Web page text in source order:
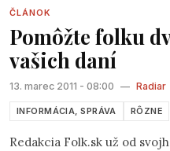
ČLÁNOK
Pomôžte folku
vašich daní
13. marec 2011 - 08:00 — Radiar
INFORMÁCIA, SPRÁVA RÔZNE
Redakcia Folk.sk už od